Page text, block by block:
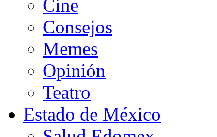
Cine
Consejos
Memes
Opinión
Teatro
Estado de México